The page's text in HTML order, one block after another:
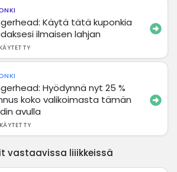
Käytä tätä kuponkia
ilmaisen lahjan
Hyödynnä nyt 25 %
koko valikoimasta tämän
avulla
vastaavissa liiikkeissä